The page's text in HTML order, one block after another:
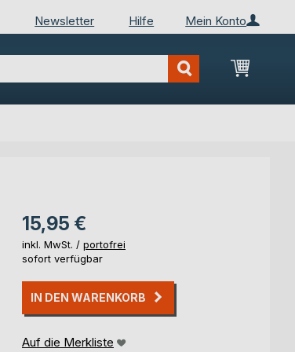
Mein Konto
Newsletter Hilfe
Mein
15,95 €
inkl. MwSt. / portofrei
sofort verfügbar
IN DEN WARENKORB
Auf die Merkliste